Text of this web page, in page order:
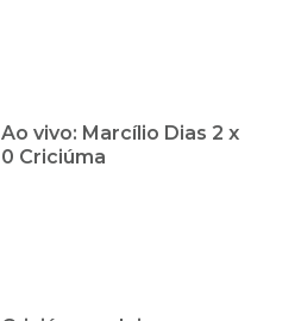
Ao vivo: Marcílio Dias 2 x
0 Criciúma